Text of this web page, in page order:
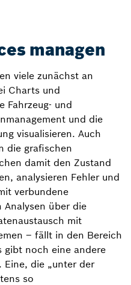
managen
viele zunächst an
Charts und
Fahrzeug- und
und die
visualisieren. Auch
die grafischen
damit den Zustand
analysieren Fehler und
verbundene
Analysen über die
mit
– fällt in den Bereich
gibt noch eine andere
Eine, die „unter der
so